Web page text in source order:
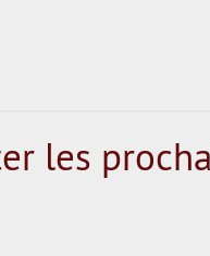
les